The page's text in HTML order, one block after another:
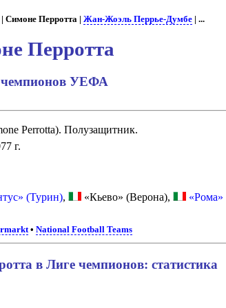
| Симоне Перротта |Жан-Жоэль Перрье-Думбе | ...
Перротта
чемпионов УЕФА
Perrotta). Полузащитник.
г.
(Турин), «Кьево» (Верона),
• National Football Teams
в Лиге чемпионов: статистика